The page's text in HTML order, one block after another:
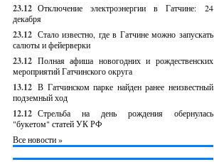
23.12 Отключение электроэнергии в Гатчине: 24
декабря
23.12 Стало известно, где в Гатчине можно запускать
салюты и фейерверки
23.12 Полная афиша новогодних и рождественских
мероприятий Гатчинского округа
13.12 В Гатчинском парке найден ранее неизвестный
подземный ход
12.12 Стрельба на день рождения обернулась
"букетом" статей УК РФ
Все новости »